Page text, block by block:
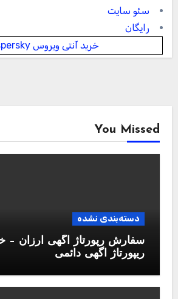
سئو سایت
رایگان
خرید آنتی ویروس Kaspersky
You Missed
دسته‌بندی نشده
سفارش رپورتاژ آگهی ارزان –
ریپورتاژ اگهی دائمی